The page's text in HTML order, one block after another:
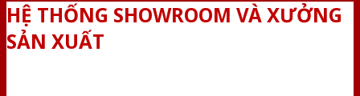
HỆ THỐNG SHOWROOM VÀ XƯỞNG
SẢN XUẤT